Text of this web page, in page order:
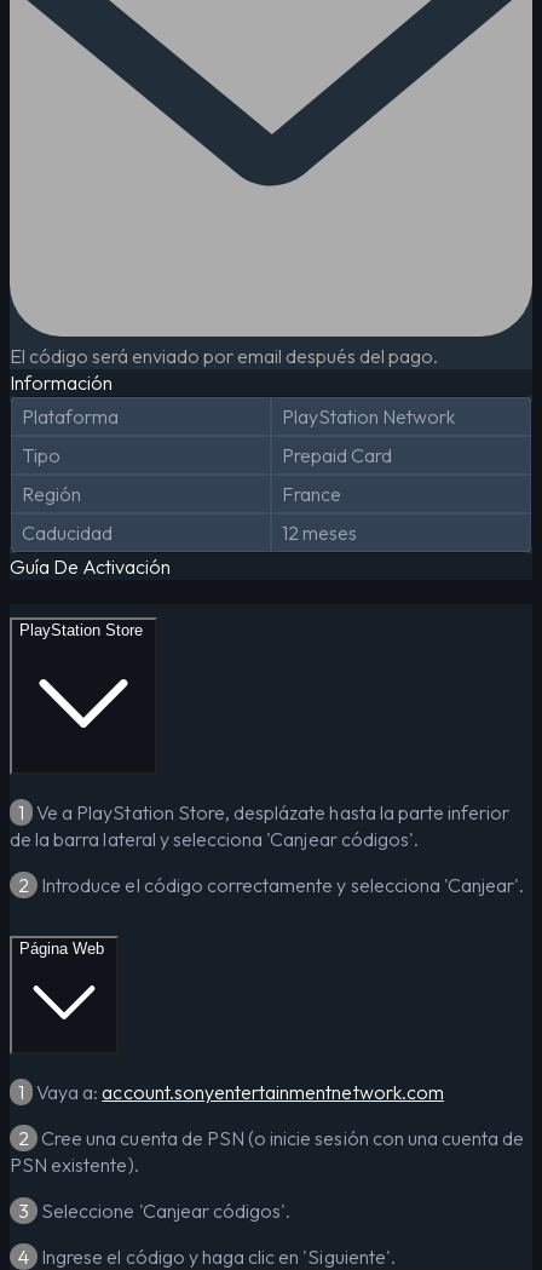
El código será enviado por email después del pago.
Información
Plataforma
PlayStation Network
Tipo
Prepaid Card
Región
France
Caducidad
12 meses
Guía De Activación
PlayStation Store
1 Ve a PlayStation Store, desplázate hasta la parte inferior
de la barra lateral y selecciona 'Canjear códigos'.
2 Introduce el código correctamente y selecciona 'Canjear'.
Página Web
1 Vaya a:account.sonyentertainmentnetwork.com
2 Cree una cuenta de PSN (o inicie sesión con una cuenta de
PSN existente).
3 Seleccione 'Canjear códigos'.
4 Ingrese el código y haga clic en 'Siguiente'.